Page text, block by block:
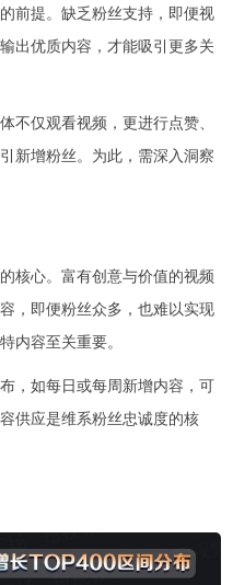
前提。缺乏粉丝支持，即便视
出优质内容，才能吸引更多关
不仅观看视频，更进行点赞、
新增粉丝。为此，需深入洞察
核心。富有创意与价值的视频
，即便粉丝众多，也难以实现
内容至关重要。
，如每日或每周新增内容，可
供应是维系粉丝忠诚度的核